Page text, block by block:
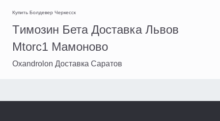
Купить Болдевер Черкесск
Tимозин Бета Доставка Львов
Mtorc1 Мамоново
Oxandrolon Доставка Саратов